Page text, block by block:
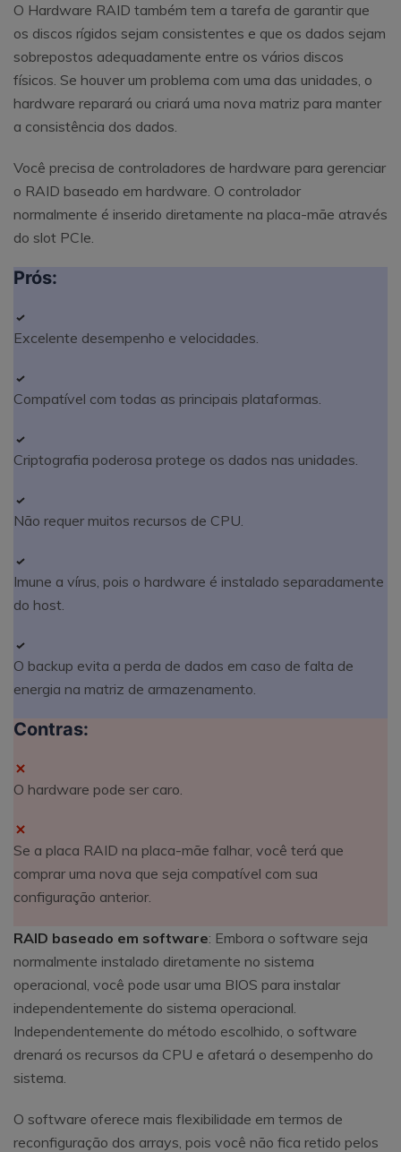
O Hardware RAID também tem a tarefa de garantir que
os discos rígidos sejam consistentes e que os dados sejam
sobrepostos adequadamente entre os vários discos
físicos. Se houver um problema com uma das unidades, o
hardware reparará ou criará uma nova matriz para manter
a consistência dos dados.
Você precisa de controladores de hardware para gerenciar
o RAID baseado em hardware. O controlador
normalmente é inserido diretamente na placa-mãe através
do slot PCIe.
Prós:
Excelente desempenho e velocidades.
Compatível com todas as principais plataformas.
Criptografia poderosa protege os dados nas unidades.
Não requer muitos recursos de CPU.
Imune a vírus, pois o hardware é instalado separadamente
do host.
O backup evita a perda de dados em caso de falta de
energia na matriz de armazenamento.
Contras:
O hardware pode ser caro.
Se a placa RAID na placa-mãe falhar, você terá que
comprar uma nova que seja compatível com sua
configuração anterior.
RAID baseado em software: Embora o software seja
normalmente instalado diretamente no sistema
operacional, você pode usar uma BIOS para instalar
independentemente do sistema operacional.
Independentemente do método escolhido, o software
drenará os recursos da CPU e afetará o desempenho do
sistema.
O software oferece mais flexibilidade em termos de
reconfiguração dos arrays, pois você não fica retido pelos